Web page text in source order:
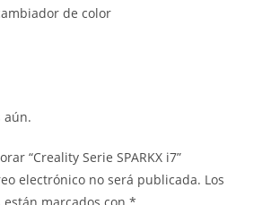
de color
aún.
“Creality Serie SPARKX i7”
electrónico no será publicada. Los